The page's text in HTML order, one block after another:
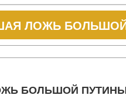
ЛОЖЬ
БОЛЬШОЙ